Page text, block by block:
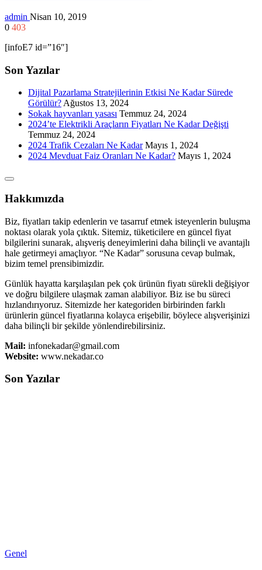
admin Nisan 10, 2019
0 403
[infoE7 id=”16″]
Son Yazılar
Dijital Pazarlama Stratejilerinin Etkisi Ne Kadar Sürede
Görülür? Ağustos 13, 2024
Sokak hayvanları yasası Temmuz 24, 2024
2024’te Elektrikli Araçların Fiyatları Ne Kadar Değişti
Temmuz 24, 2024
2024 Trafik Cezaları Ne Kadar Mayıs 1, 2024
2024 Mevduat Faiz Oranları Ne Kadar? Mayıs 1, 2024
Hakkımızda
Biz, fiyatları takip edenlerin ve tasarruf etmek isteyenlerin buluşma
noktası olarak yola çıktık. Sitemiz, tüketicilere en güncel fiyat
bilgilerini sunarak, alışveriş deneyimlerini daha bilinçli ve avantajlı
hale getirmeyi amaçlıyor. “Ne Kadar” sorusuna cevap bulmak,
bizim temel prensibimizdir.
Günlük hayatta karşılaşılan pek çok ürünün fiyatı sürekli değişiyor
ve doğru bilgilere ulaşmak zaman alabiliyor. Biz ise bu süreci
hızlandırıyoruz. Sitemizde her kategoriden birbirinden farklı
ürünlerin güncel fiyatlarına kolayca erişebilir, böylece alışverişinizi
daha bilinçli bir şekilde yönlendirebilirsiniz.
Mail: infonekadar@gmail.com
Website: www.nekadar.co
Son Yazılar
Genel